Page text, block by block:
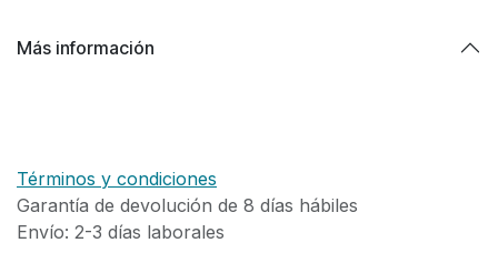
Más información
Términos y condiciones
Garantía de devolución de 8 días hábiles
Envío: 2-3 días laborales